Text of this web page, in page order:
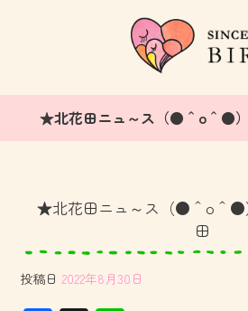
★北花田ニュ～ス（●＾o＾●
★北花田ニュ～ス（●＾o＾●
田
投稿日 2022年8月30日